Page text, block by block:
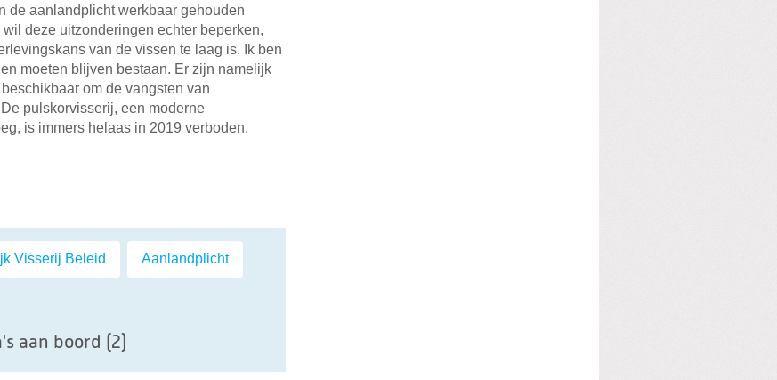
de aanlandplicht werkbaar gehouden
deze uitzonderingen echter beperken,
van de vissen te laag is. Ik ben
moeten blijven bestaan. Er zijn namelijk
om de vangsten van
pulskorvisserij, een moderne
is immers helaas in 2019 verboden.
Visserij Beleid Aanlandplicht
aan boord (2)